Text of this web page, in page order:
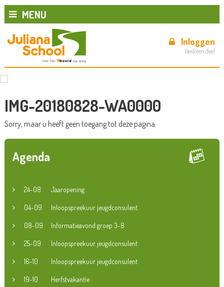
MENU
Inloggen
Besloten deel
IMG-20180828-WA0000
Sorry, maar u heeft geen toegang tot deze pagina.
Agenda
24-08 Jaaropening
04-09 Inloopspreekuur jeugdconsulent
08-09 Informatieavond groep 3-8
25-09 Inloopspreekuur jeugdconsulent
16-10 Inloopspreekuur jeugdconsulent
19-10 Herfstvakantie